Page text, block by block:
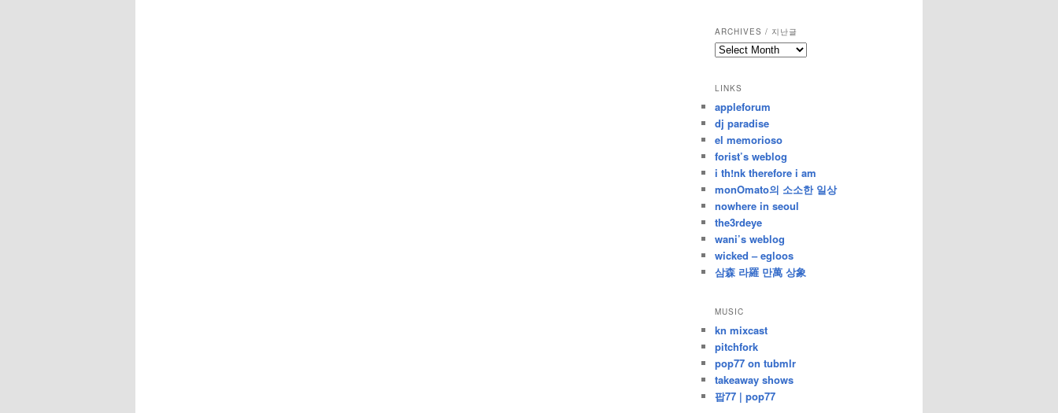
ARCHIVES / 지난글
archives
난
글
LINKS
appleforum
dj paradise
el memorioso
forist’s weblog
i th!nk therefore i am
monOmato의 소소한 일상
nowhere in seoul
the3rdeye
wani’s weblog
wicked – egloos
삼森 라羅 만萬 상象
MUSIC
kn mixcast
pitchfork
pop77 on tubmlr
takeaway shows
팝77 | pop77